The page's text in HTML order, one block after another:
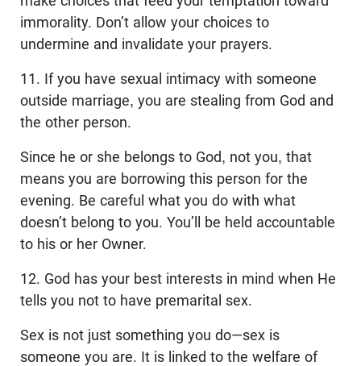
immorality. Don’t allow your choices to
undermine and invalidate your prayers.
11. If you have sexual intimacy with someone
outside marriage, you are stealing from God and
the other person.
Since he or she belongs to God, not you, that
means you are borrowing this person for the
evening. Be careful what you do with what
doesn’t belong to you. You’ll be held accountable
to his or her Owner.
12. God has your best interests in mind when He
tells you not to have premarital sex.
Sex is not just something you do—sex is
someone you are. It is linked to the welfare of